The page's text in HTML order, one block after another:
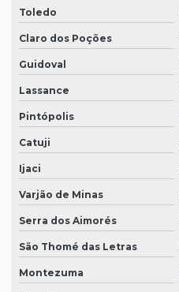
Toledo
Claro dos Poções
Guidoval
Lassance
Pintópolis
Catuji
Ijaci
Varjão de Minas
Serra dos Aimorés
São Thomé das Letras
Montezuma